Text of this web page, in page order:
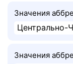
Значения
Центрально-
Значения